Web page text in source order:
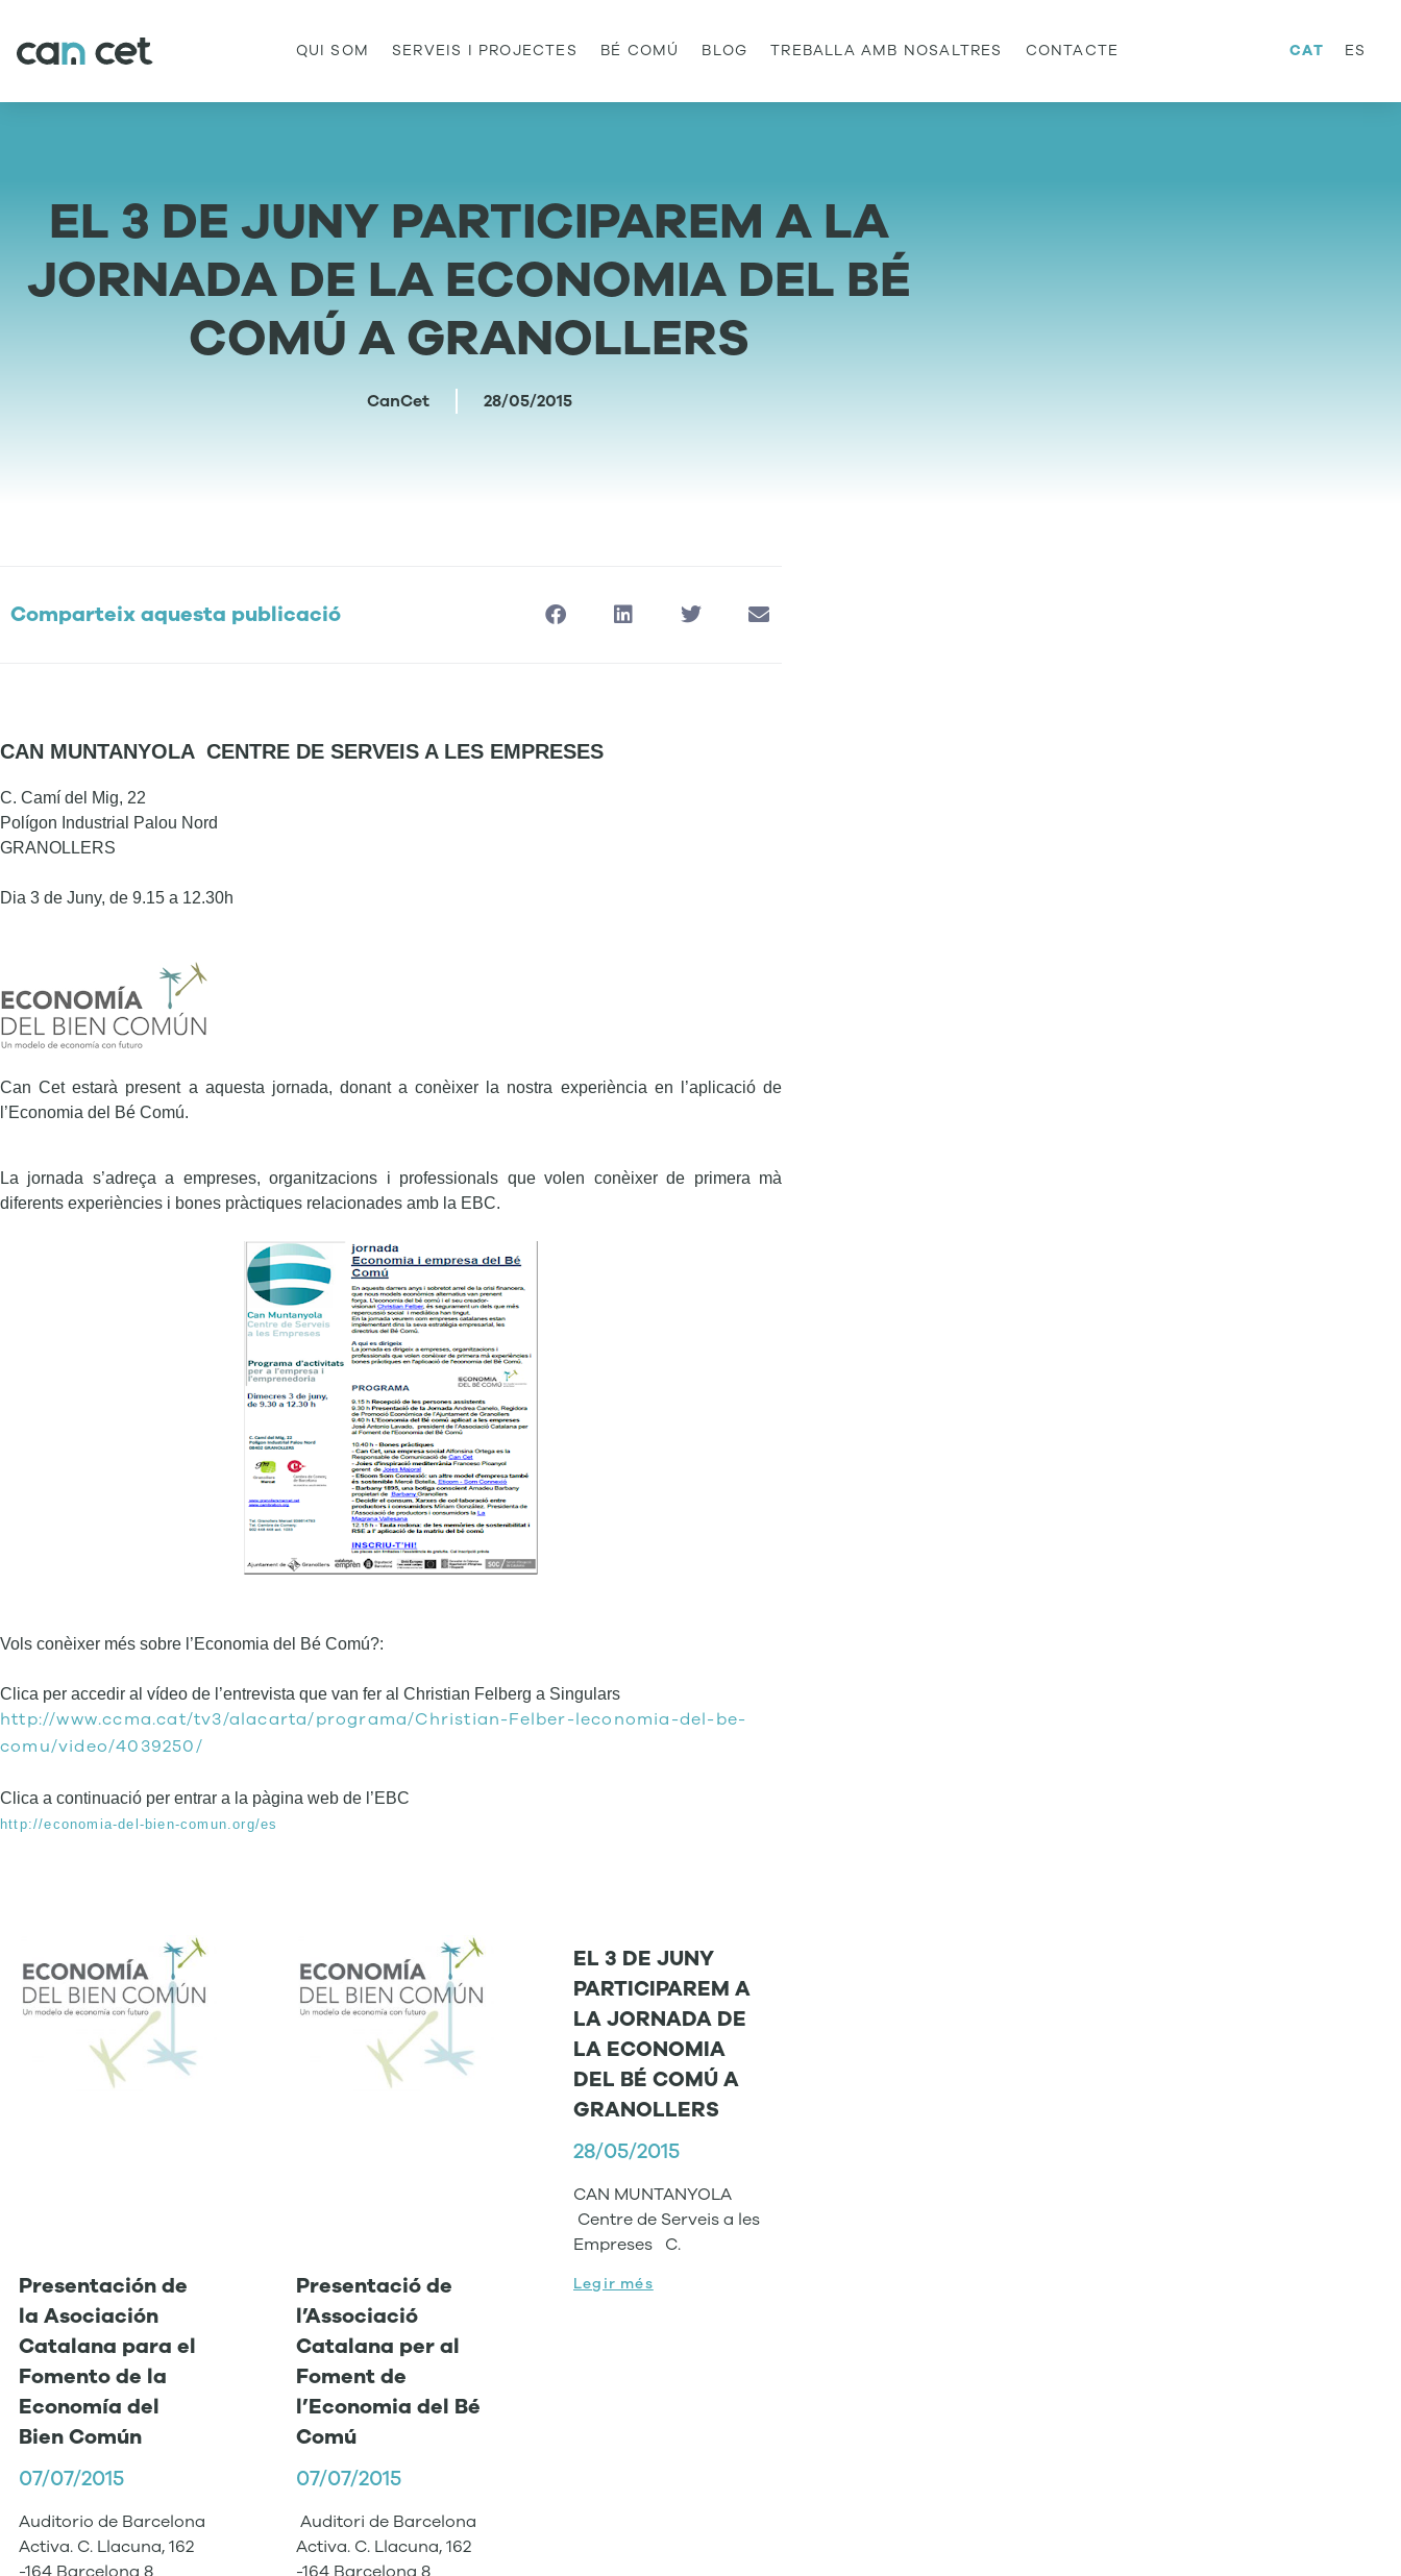
QUI SOM SERVEIS I PROJECTES BÉ COMÚ BLOG TREBALLA AMB NOSALTRES CONTACTE CAT ES
EL 3 DE JUNY PARTICIPAREM A LA
JORNADA DE LA ECONOMIA DEL BÉ
COMÚ A GRANOLLERS
CanCet 28/05/2015
Comparteix aquesta publicació
CAN MUNTANYOLA CENTRE DE SERVEIS A LES EMPRESES
C. Camí del Mig, 22
Polígon Industrial Palou Nord
GRANOLLERS
Dia 3 de Juny, de 9.15 a 12.30h
Can Cet estarà present a aquesta jornada, donant a conèixer la nostra experiència en l’aplicació de
l’Economia del Bé Comú.
La jornada s’adreça a empreses, organitzacions i professionals que volen conèixer de primera mà
diferents experiències i bones pràctiques relacionades amb la EBC.
Vols conèixer més sobre l’Economia del Bé Comú?:
Clica per accedir al vídeo de l’entrevista que van fer al Christian Felberg a Singulars
http://www.ccma.cat/tv3/alacarta/programa/Christian-Felber-leconomia-del-be-
comu/video/4039250/
Clica a continuació per entrar a la pàgina web de l’EBC
http://economia-del-bien-comun.org/es
Presentación de
la Asociación
Catalana para el
Fomento de la
Economía del
Bien Común
07/07/2015
Auditorio de Barcelona
Activa. C. Llacuna, 162
-164 Barcelona 8
Presentació de
l’Associació
Catalana per al
Foment de
l’Economia del Bé
Comú
07/07/2015
Auditori de Barcelona
Activa. C. Llacuna, 162
-164 Barcelona 8
EL 3 DE JUNY
PARTICIPAREM A
LA JORNADA DE
LA ECONOMIA
DEL BÉ COMÚ A
GRANOLLERS
28/05/2015
CAN MUNTANYOLA
Centre de Serveis a les
Empreses C.
Legir més